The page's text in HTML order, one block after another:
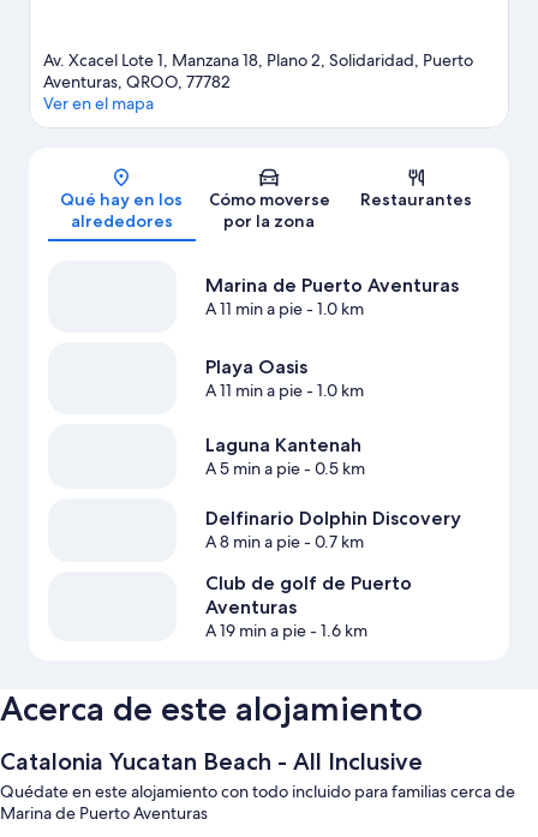
Av. Xcacel Lote 1, Manzana 18, Plano 2, Solidaridad, Puerto
Aventuras, QROO, 77782
Ver en el mapa
Qué hay en los
alrededores
Cómo moverse
por la zona
Restaurantes
Marina de Puerto Aventuras
A 11 min a pie- 1.0 km
Playa Oasis
A 11 min a pie- 1.0 km
Laguna Kantenah
A 5 min a pie- 0.5 km
Delfinario Dolphin Discovery
A 8 min a pie- 0.7 km
Club de golf de Puerto
Aventuras
A 19 min a pie- 1.6 km
Acerca de este alojamiento
Catalonia Yucatan Beach - All Inclusive
Quédate en este alojamiento con todo incluido para familias cerca de
Marina de Puerto Aventuras